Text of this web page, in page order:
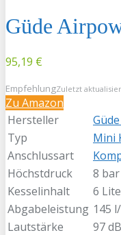
Güde
95,19 €
EmpfehlungZuletzt
Zu Amazon
Hersteller
Typ
Mini
Anschlussart
Höchstdruck
8 bar
Kesselinhalt
6
Abgabeleistung 145
Lautstärke
97 dB